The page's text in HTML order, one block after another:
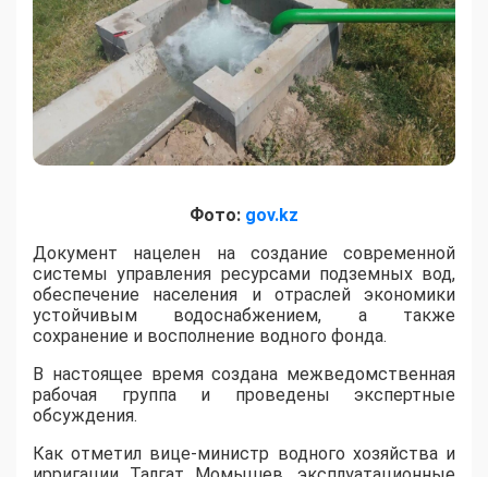
Фото: gov.kz
​Документ нацелен на создание современной
системы управления ресурсами подземных вод,
обеспечение населения и отраслей экономики
устойчивым водоснабжением, а также
сохранение и восполнение водного фонда.
В настоящее время создана межведомственная
рабочая группа и проведены экспертные
обсуждения.
Как отметил вице-министр водного хозяйства и